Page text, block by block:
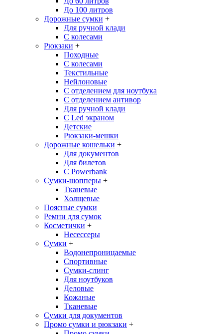
До 100 литров
Дорожные сумки +
Для ручной клади
С колесами
Рюкзаки +
Походные
С колесами
Текстильные
Нейлоновые
С отделением для ноутбука
С отделением антивор
Для ручной клади
С Led экраном
Детские
Рюкзаки-мешки
Дорожные кошельки +
Для документов
Для билетов
С Powerbank
Сумки-шопперы +
Тканевые
Холщевые
Поясные сумки
Ремни для сумок
Косметички +
Несессеры
Сумки +
Водонепроницаемые
Спортивные
Сумки-слинг
Для ноутбуков
Деловые
Кожаные
Тканевые
Сумки для документов
Промо сумки и рюкзаки +